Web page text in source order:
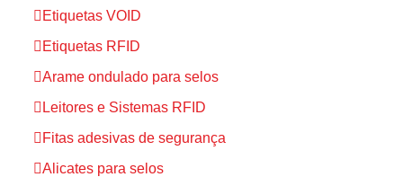
Etiquetas VOID
Etiquetas RFID
Arame ondulado para selos
Leitores e Sistemas RFID
Fitas adesivas de segurança
Alicates para selos